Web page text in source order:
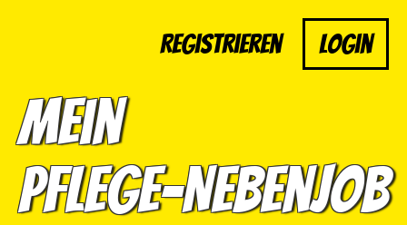
Registrieren Login
Mein
Pflege-Nebenjob